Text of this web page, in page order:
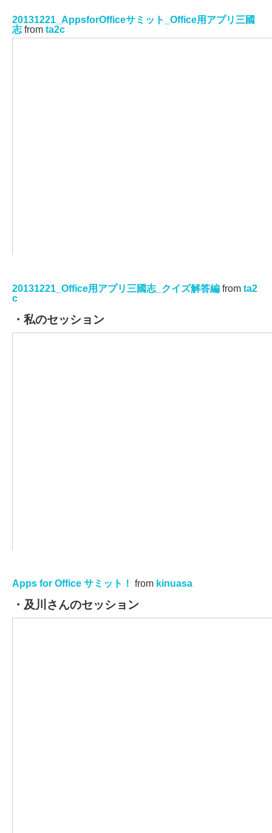
20131221_AppsforOfficeサミット_Office用アプリ三國
志 from ta2c
20131221_Office用アプリ三國志_クイズ解答編 from ta2
c
・私のセッション
Apps for Office サミット！ from kinuasa
・及川さんのセッション